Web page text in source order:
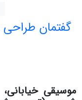
گفتمان
موسیقی